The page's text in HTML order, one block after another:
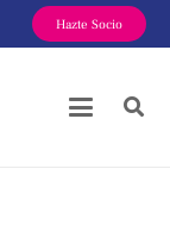
Hazte Socio